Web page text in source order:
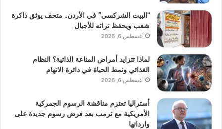
“البيت الشركسي” في الأردن.. متحف يوثق ذاكرة
شعب ويحفظ تراثه للأجيال
أغسطس 6, 2026
لماذا تتزايد أمراض المناعة الذاتية؟ النظام
الغذائي ونمط الحياة في دائرة الاتهام
أغسطس 6, 2026
أستراليا تعتزم مناقشة الرسوم الجمركية
الأمريكية مع ترمب بعد فرض رسوم جديدة على
وارداتها